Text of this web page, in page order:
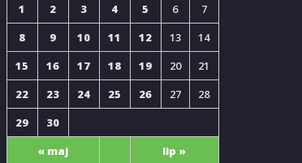
« maj lip »
1 2 3 4 5 6
7
8
9 10 11 12 13
14
15
16 17 18 19 20
21
22
23 24 25 26 27
28
29
30